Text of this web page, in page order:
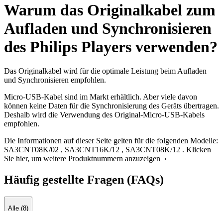
Warum das Originalkabel zum
Aufladen und Synchronisieren
des Philips Players verwenden?
Das Originalkabel wird für die optimale Leistung beim Aufladen
und Synchronisieren empfohlen.
Micro-USB-Kabel sind im Markt erhältlich. Aber viele davon
können keine Daten für die Synchronisierung des Geräts übertragen.
Deshalb wird die Verwendung des Original-Micro-USB-Kabels
empfohlen.
Die Informationen auf dieser Seite gelten für die folgenden Modelle:
SA3CNT08K/02 , SA3CNT16K/12 , SA3CNT08K/12 . Klicken
Sie hier, um weitere Produktnummern anzuzeigen ›
Häufig gestellte Fragen (FAQs)
Alle (8)